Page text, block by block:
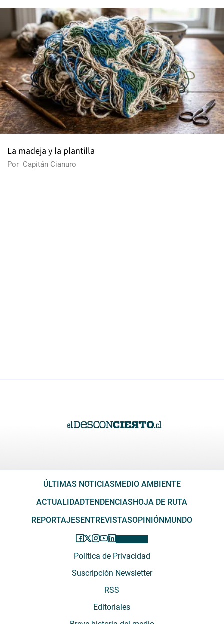
La madeja y la plantilla
Por Capitán Cianuro
ÚLTIMAS NOTICIASMEDIO AMBIENTE
ACTUALIDADTENDENCIASHOJA DE RUTA
REPORTAJESENTREVISTASOPINIÓNMUNDO
Política de Privacidad
Suscripción Newsletter
RSS
Editoriales